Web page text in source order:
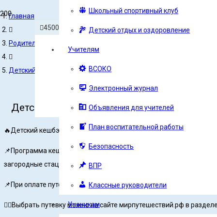
450078, Россия, Республика Башкортостан, г.Уфа, ул.
Образование — это то, что остаётся после
Школьный спортивный клуб
Детский отдых и оздоровление
Учителям
ВСОКО
Электронный журнал
Объявления для учителей
План воспитательной работы
Безопасность
ВПР
Классные руководители
Ученикам
Главная
Родителям
Детский кешбек за путевки в лагерь’
Детский кешбек за путевки в лагерь’
🔥Детский кешбэк в 2022 году: как получить компенсацию за
📌Программа кешбэка за детский отдых, впервые запущенная в
загородные стационарные лагеря.
📌При оплате путевки в детский лагерь картой «Мир» в 2022
👉🏻Выбрать путевку можно на сайте мирпутешествий.рф в